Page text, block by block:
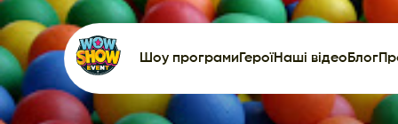
Шоу програмиГероїНаші відео Блог